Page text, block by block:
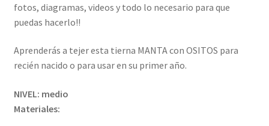
fotos, diagramas, videos y todo lo necesario para que
puedas hacerlo!!
Aprenderás a tejer esta tierna MANTA con OSITOS para
recién nacido o para usar en su primer año.
NIVEL: medio
Materiales: